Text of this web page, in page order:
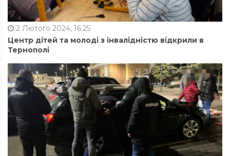
2 Лютого 2024, 16:25
Центр дітей та молоді з інвалідністю відкрили в
Тернополі